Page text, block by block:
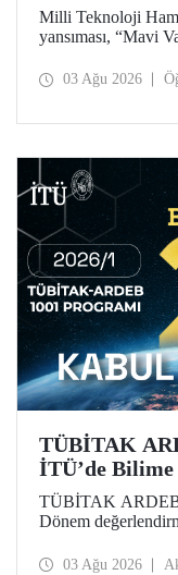
Milli Teknoloji
yansıması, “Mavi
tarihlerinde Gölcük
03 Ağu 2026
TÜBİTAK
İTÜ’de Bilime
Başarı
TÜBİTAK ARDEB
Dönem
03 Ağu 2026